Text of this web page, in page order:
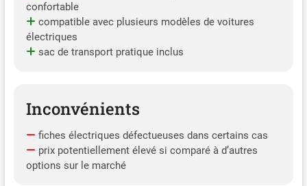
confortable
compatible avec plusieurs modèles de voitures
électriques
sac de transport pratique inclus
Inconvénients
fiches électriques défectueuses dans certains cas
prix potentiellement élevé si comparé à d’autres
options sur le marché